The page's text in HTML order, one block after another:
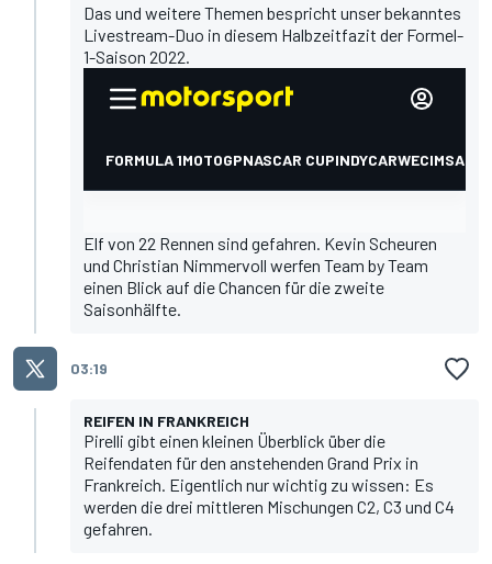
Das und weitere Themen bespricht unser bekanntes
Livestream-Duo in diesem Halbzeitfazit der Formel-
1-Saison 2022.
Elf von 22 Rennen sind gefahren. Kevin Scheuren
und Christian Nimmervoll werfen Team by Team
einen Blick auf die Chancen für die zweite
Saisonhälfte.
03:19
REIFEN IN FRANKREICH
Pirelli gibt einen kleinen Überblick über die
Reifendaten für den anstehenden Grand Prix in
Frankreich. Eigentlich nur wichtig zu wissen: Es
werden die drei mittleren Mischungen C2, C3 und C4
gefahren.